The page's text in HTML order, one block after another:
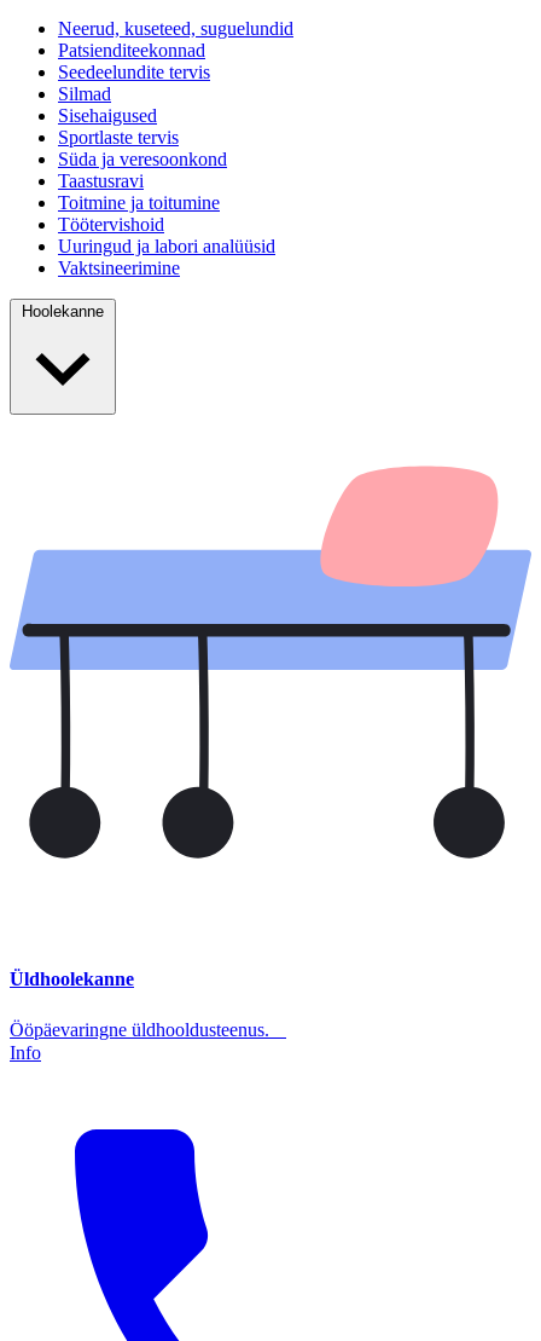
Neerud, kuseteed, suguelundid
Patsienditeekonnad
Seedeelundite tervis
Silmad
Sisehaigused
Sportlaste tervis
Süda ja veresoonkond
Taastusravi
Toitmine ja toitumine
Töötervishoid
Uuringud ja labori analüüsid
Vaktsineerimine
Hoolekanne
Üldhoolekanne
Ööpäevaringne üldhooldusteenus.
Info